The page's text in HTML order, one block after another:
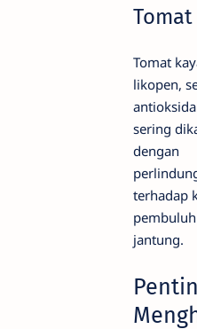
Tomat
Tomat
likopen,
sering
dengan
terhadap
jantung.